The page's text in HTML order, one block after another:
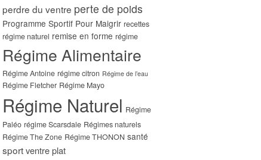
perdre du ventre perte de poids
Programme Sportif Pour Maigrir recettes
régime naturel remise en forme régime
Régime Alimentaire
Régime Antoine régime citron Régime de l’eau
Régime Fletcher Régime Mayo
Régime Naturel Régime
Paléo régime Scarsdale Régimes naturels
Régime The Zone Régime THONON santé
sportventre plat